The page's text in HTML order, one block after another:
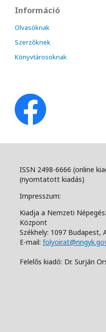
Információ
Olvasóknak
Szerzőknek
Könyvtárosoknak
ISSN 2498-6666 (online
(nyomtatott kiadás)
Impresszum:
Kiadja a Nemzeti
Központ
Székhely: 1097 Budapest,
E-mail:
Felelős kiadó: Dr. Surján